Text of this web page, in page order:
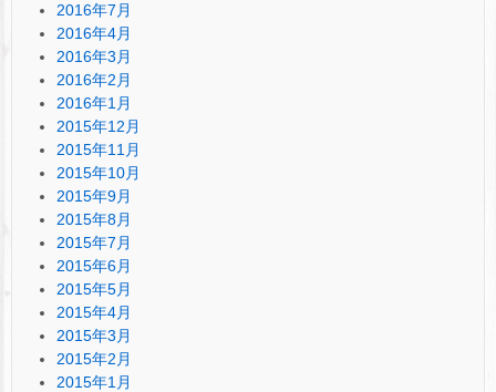
2016年7月
2016年4月
2016年3月
2016年2月
2016年1月
2015年12月
2015年11月
2015年10月
2015年9月
2015年8月
2015年7月
2015年6月
2015年5月
2015年4月
2015年3月
2015年2月
2015年1月